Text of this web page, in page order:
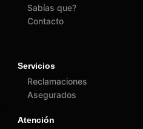
Sabías que?
Contacto
Servicios
Reclamaciones
Asegurados
Atención